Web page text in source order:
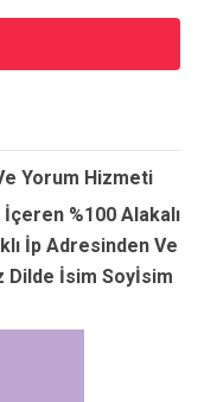
Yorum Hizmeti
%100 Alakalı
İp Adresinden Ve
Dilde İsim Soyİsim